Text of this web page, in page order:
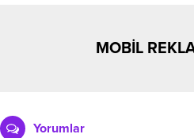
MOBİL
Yorumlar